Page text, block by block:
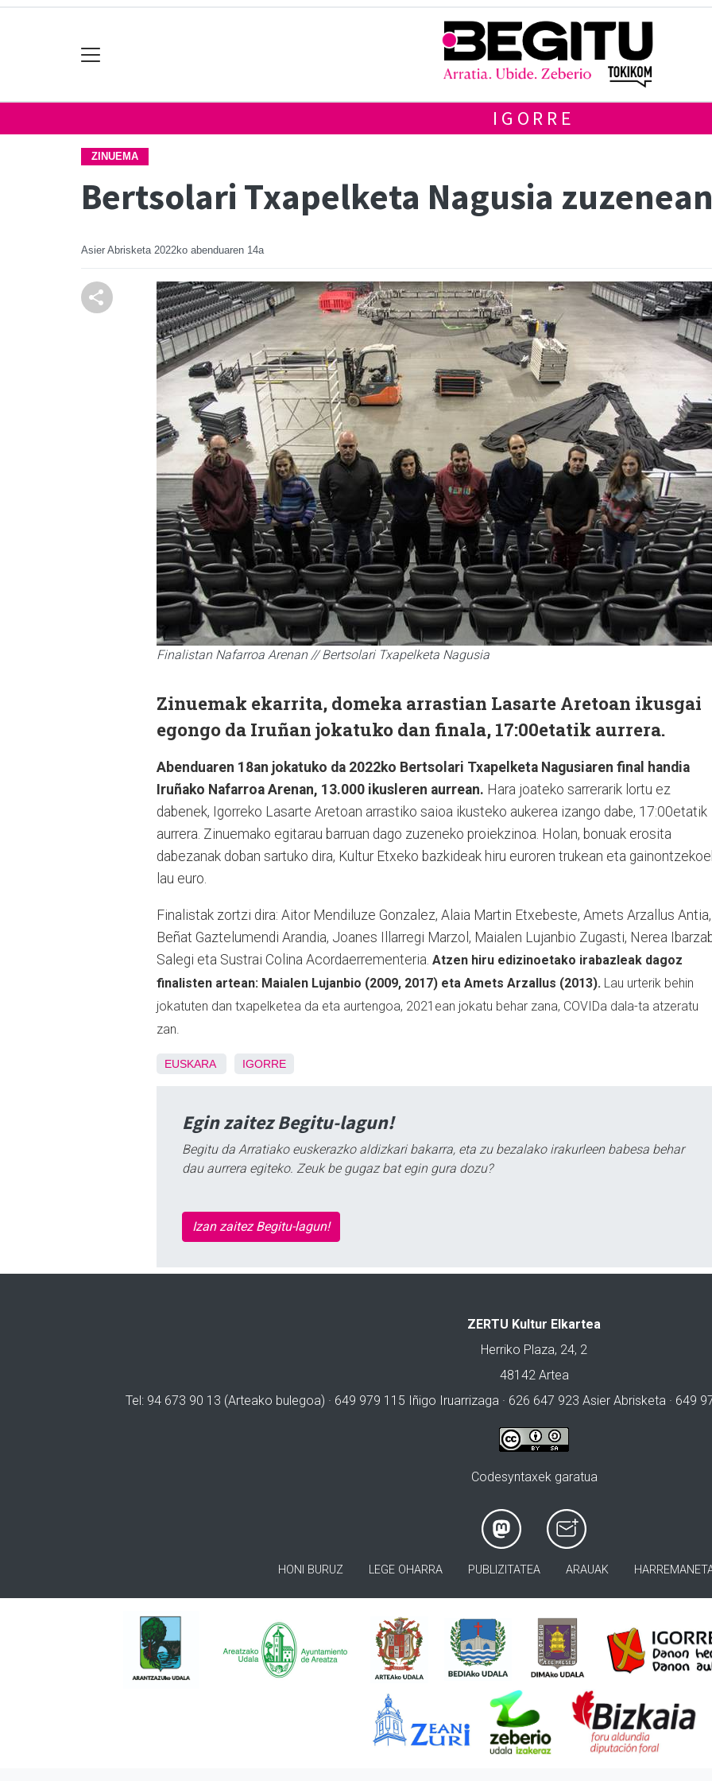
IGORRE
ZINUEMA
Bertsolari Txapelketa Nagusia
Asier Abrisketa 2022ko abenduaren 14a
Finalistan Nafarroa Arenan // Bertsolari Txapelketa Nagusia
Zinuemak ekarrita, domeka arrastian Lasarte Aretoan ikusgai
egongo da Iruñan jokatuko dan finala, 17:00etatik aurrera.
Abenduaren 18an jokatuko da 2022ko Bertsolari Txapelketa Nagusiaren final handia
Iruñako Nafarroa Arenan, 13.000 ikusleren aurrean. Hara joateko sarrerarik lortu ez
dabenek, Igorreko Lasarte Aretoan arrastiko saioa ikusteko aukerea izango dabe, 17:00etatik
aurrera. Zinuemako egitarau barruan dago zuzeneko proiekzinoa. Holan, bonuak erosita
dabezanak doban sartuko dira, Kultur Etxeko bazkideak hiru euroren trukean eta
lau euro.
Finalistak zortzi dira: Aitor Mendiluze Gonzalez, Alaia Martin Etxebeste, Amets Arzallus Antia,
Beñat Gaztelumendi Arandia, Joanes Illarregi Marzol, Maialen Lujanbio Zugasti, Nerea
Salegi eta Sustrai Colina Acordaerrementeria. Atzen hiru edizinoetako irabazleak dagoz
finalisten artean: Maialen Lujanbio (2009, 2017) eta Amets Arzallus (2013). Lau urterik behin
jokatuten dan txapelketea da eta aurtengoa, 2021ean jokatu behar zana, COVIDa dala-ta atzeratu
zan.
EUSKARA IGORRE
Egin zaitez Begitu-lagun!
Begitu da Arratiako euskerazko aldizkari bakarra, eta zu bezalako irakurleen babesa behar
dau aurrera egiteko. Zeuk be gugaz bat egin gura dozu?
Izan zaitez Begitu-lagun!
ZERTU Kultur Elkartea
Herriko Plaza, 24, 2
48142 Artea
Tel: 94 673 90 13 (Arteako bulegoa) · 649 979 115 Iñigo Iruarrizaga · 626 647 923 Asier Abrisketa · 649
Codesyntaxek garatua
HONI BURUZ LEGE OHARRA PUBLIZITATEA ARAUAK